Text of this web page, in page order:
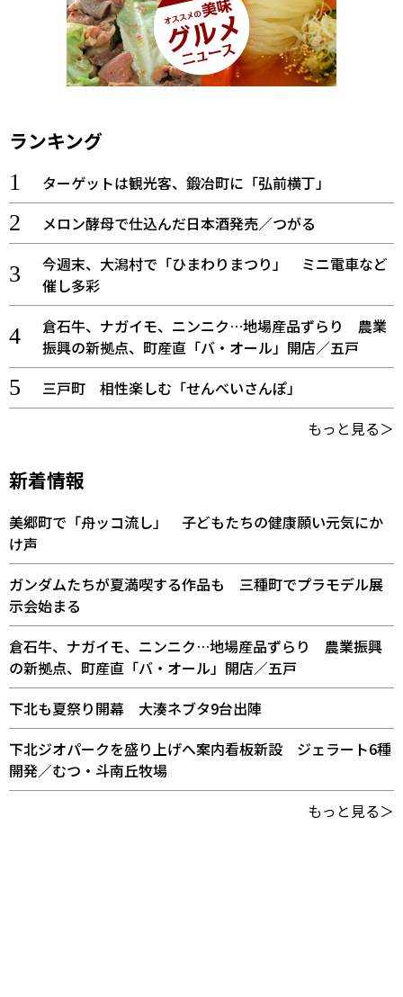
ランキング
ターゲットは観光客、鍛冶町に「弘前横丁」
メロン酵母で仕込んだ日本酒発売／つがる
今週末、大潟村で「ひまわりまつり」 ミニ電車など
催し多彩
倉石牛、ナガイモ、ニンニク…地場産品ずらり 農業
振興の新拠点、町産直「バ・オール」開店／五戸
三戸町 相性楽しむ「せんべいさんぽ」
もっと見る＞
新着情報
美郷町で「舟ッコ流し」 子どもたちの健康願い元気にか
け声
ガンダムたちが夏満喫する作品も 三種町でプラモデル展
示会始まる
倉石牛、ナガイモ、ニンニク…地場産品ずらり 農業振興
の新拠点、町産直「バ・オール」開店／五戸
下北も夏祭り開幕 大湊ネブタ9台出陣
下北ジオパークを盛り上げへ案内看板新設 ジェラート6種
開発／むつ・斗南丘牧場
もっと見る＞